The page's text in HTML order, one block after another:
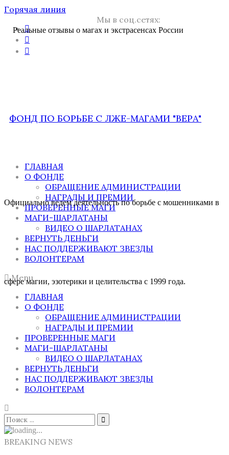
Горячая линия
Мы в соц.сетях:
Реальные отзывы о магах и экстрасенсах России
ФОНД ПО БОРЬБЕ С ЛЖЕ-МАГАМИ "ВЕРА"
Официально ведем деятельность по борьбе с мошенниками в
сфере магии, эзотерики и целительства с 1999 года.
ГЛАВНАЯ
О ФОНДЕ
ОБРАЩЕНИЕ АДМИНИСТРАЦИИ
НАГРАДЫ И ПРЕМИИ
ПРОВЕРЕННЫЕ МАГИ
МАГИ-ШАРЛАТАНЫ
ВИДЕО О ШАРЛАТАНАХ
ВЕРНУТЬ ДЕНЬГИ
НАС ПОДДЕРЖИВАЮТ ЗВЕЗДЫ
ВОЛОНТЕРАМ
Menu
ГЛАВНАЯ
О ФОНДЕ
ОБРАЩЕНИЕ АДМИНИСТРАЦИИ
НАГРАДЫ И ПРЕМИИ
ПРОВЕРЕННЫЕ МАГИ
МАГИ-ШАРЛАТАНЫ
ВИДЕО О ШАРЛАТАНАХ
ВЕРНУТЬ ДЕНЬГИ
НАС ПОДДЕРЖИВАЮТ ЗВЕЗДЫ
ВОЛОНТЕРАМ
BREAKING NEWS